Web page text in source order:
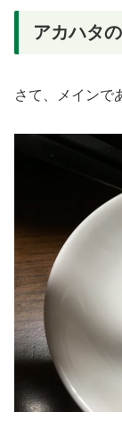
アカハタ
さて、メインで